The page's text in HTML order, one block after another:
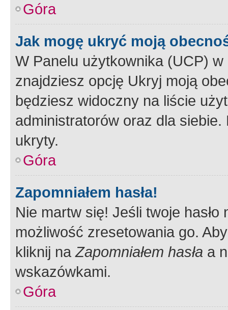
Góra
Jak mogę ukryć moją
W Panelu użytkownika (UCP) w
znajdziesz opcję Ukryj moją
będziesz widoczny na liście
administratorów oraz dla
ukryty.
Góra
Zapomniałem hasła!
Nie martw się! Jeśli twoje
możliwość zresetowania go.
kliknij naZapomniałem hasła a
wskazówkami.
Góra